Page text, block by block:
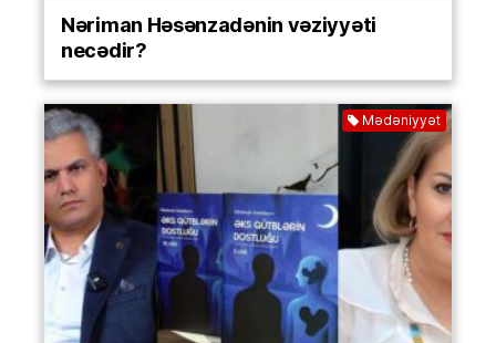
Nəriman Həsənzadənin vəziyyəti
necədir?
Mədəniyyət